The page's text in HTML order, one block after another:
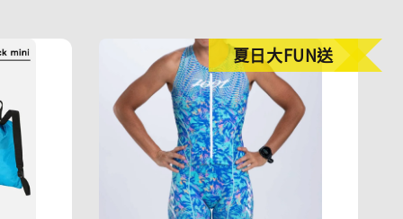
夏日大FUN送